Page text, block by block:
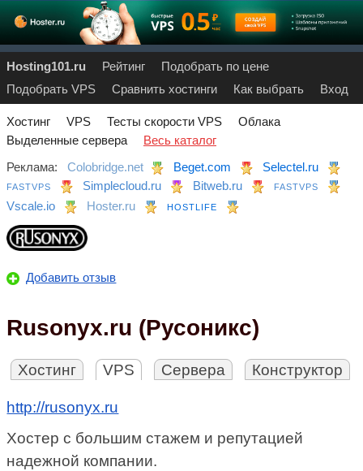
Hosting101.ru Рейтинг
Подобрать по цене
Подобрать VPS
Сравнить хостинги Как выбрать Вход
Хостинг VPS Тесты скорости VPS
Облака
Выделенные сервера
Весь каталог
Реклама:
Colobridge.net Beget.com Selectel.ru
FASTVPS Simplecloud.ru Bitweb.ru FASTVPS
Vscale.io Hoster.ru HOSTLIFE
Добавить отзыв
Rusonyx.ru (Русоникс)
Хостинг VPS Сервера Конструктор
http://rusonyx.ru
Хостер с большим стажем и репутацией
надежной компании.